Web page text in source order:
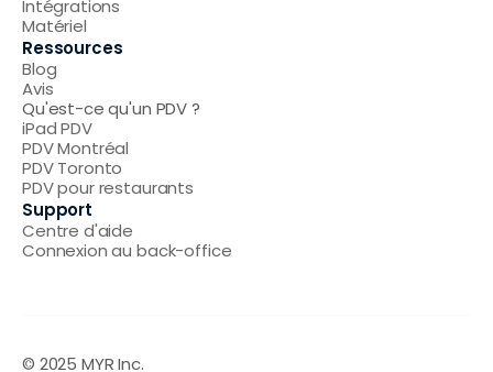
Intégrations
Matériel
Ressources
Blog
Avis
Qu'est-ce qu'un PDV ?
iPad PDV
PDV Montréal
PDV Toronto
PDV pour restaurants
Support
Centre d'aide
Connexion au back-office
© 2025 MYR Inc.